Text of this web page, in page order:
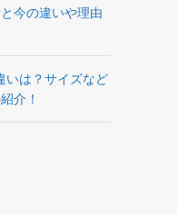
今の違いや理由
いは？サイズなど
介！